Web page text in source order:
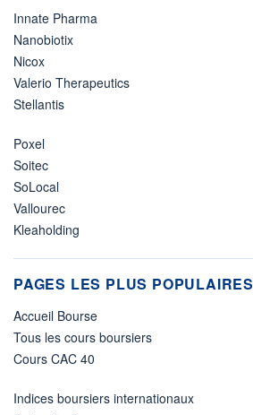
Innate Pharma
Nanobiotix
Nicox
Valerio Therapeutics
Stellantis
Poxel
Soitec
SoLocal
Vallourec
Kleaholding
PAGES LES PLUS POPULAIRES
Accueil Bourse
Tous les cours boursiers
Cours CAC 40
Indices boursiers internationaux